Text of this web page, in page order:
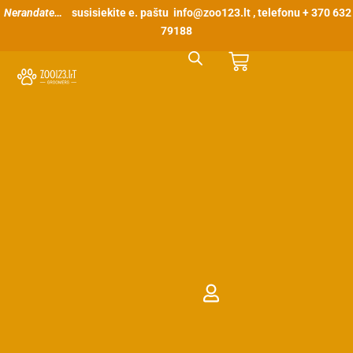
Pereiti
Nerandate… susisiekite e. paštu info@zoo123.lt , telefonu + 370 632
79188
Cart